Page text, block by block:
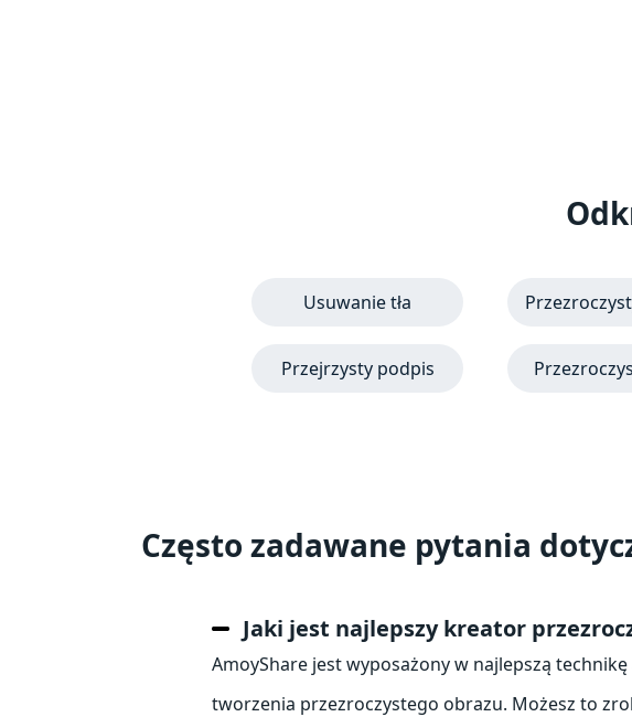
Usuwanie tła
Przejrzysty podpis
Często zadawane pytania
Jaki jest najlepszy kreator
AmoyShare jest wyposażony w najlepszą
tworzenia przezroczystego obrazu. Możesz to